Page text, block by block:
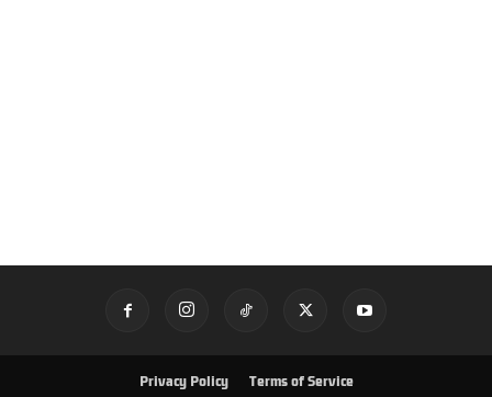
Privacy Policy Terms of Service